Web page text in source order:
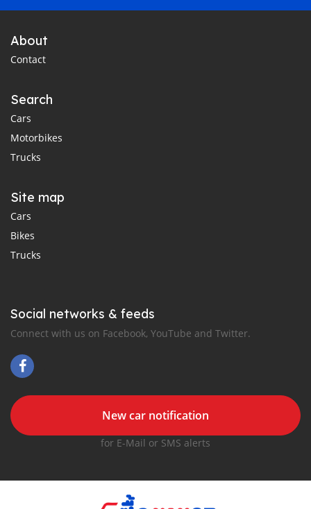
About
Contact
Search
Cars
Motorbikes
Trucks
Site map
Cars
Bikes
Trucks
Social networks & feeds
Connect with us on Facebook, YouTube and Twitter.
New car notification
for E-Mail or SMS alerts